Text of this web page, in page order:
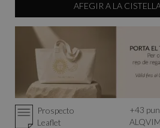
AFEGIR A LA
Prospecto
Leaflet
+43